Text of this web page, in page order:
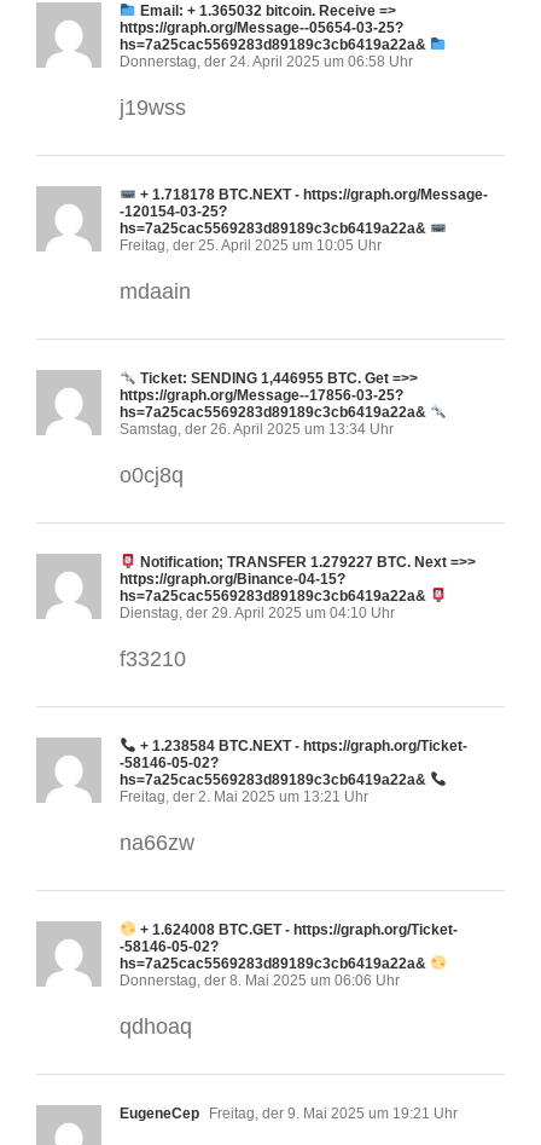
Email: + 1.365032 bitcoin. Receive =>
https://graph.org/Message--05654-03-25?
hs=7a25cac5569283d89189c3cb6419a22a&
Donnerstag, der 24. April 2025 um 06:58 Uhr
j19wss
+ 1.718178 BTC.NEXT - https://graph.org/Message-
-120154-03-25?
hs=7a25cac5569283d89189c3cb6419a22a&
Freitag, der 25. April 2025 um 10:05 Uhr
mdaain
Ticket: SENDING 1,446955 BTC. Get =>>
https://graph.org/Message--17856-03-25?
hs=7a25cac5569283d89189c3cb6419a22a&
Samstag, der 26. April 2025 um 13:34 Uhr
o0cj8q
Notification; TRANSFER 1.279227 BTC. Next =>>
https://graph.org/Binance-04-15?
hs=7a25cac5569283d89189c3cb6419a22a&
Dienstag, der 29. April 2025 um 04:10 Uhr
f33210
+ 1.238584 BTC.NEXT - https://graph.org/Ticket-
-58146-05-02?
hs=7a25cac5569283d89189c3cb6419a22a&
Freitag, der 2. Mai 2025 um 13:21 Uhr
na66zw
+ 1.624008 BTC.GET - https://graph.org/Ticket-
-58146-05-02?
hs=7a25cac5569283d89189c3cb6419a22a&
Donnerstag, der 8. Mai 2025 um 06:06 Uhr
qdhoaq
EugeneCep Freitag, der 9. Mai 2025 um 19:21 Uhr